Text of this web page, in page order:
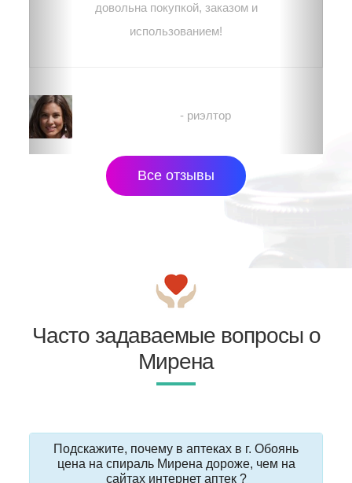
довольна покупкой, заказом и
использованием!
- риэлтор
Все отзывы
Часто задаваемые вопросы о
Мирена
Подскажите, почему в аптеках в г. Обоянь
цена на спираль Мирена дороже, чем на
сайтах интернет аптек ?